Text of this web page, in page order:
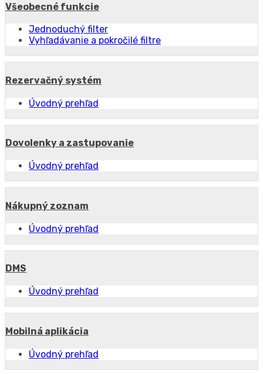
Všeobecné funkcie
Jednoduchý filter
Vyhľadávanie a pokročilé filtre
Rezervačný systém
Úvodný prehľad
Dovolenky a zastupovanie
Úvodný prehľad
Nákupný zoznam
Úvodný prehľad
DMS
Úvodný prehľad
Mobilná aplikácia
Úvodný prehľad